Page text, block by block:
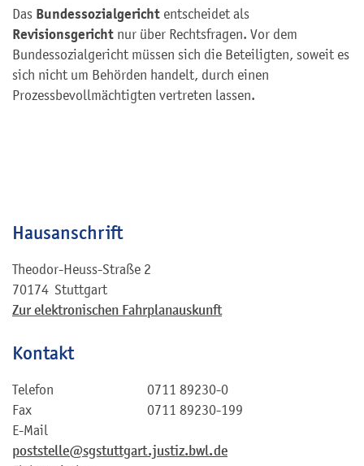
Das Bundessozialgericht entscheidet als
Revisionsgericht nur über Rechtsfragen. Vor dem
Bundessozialgericht müssen sich die Beteiligten, soweit es
sich nicht um Behörden handelt, durch einen
Prozessbevollmächtigten vertreten lassen.
Hausanschrift
Theodor-Heuss-Straße 2
70174 Stuttgart
Zur elektronischen Fahrplanauskunft
Kontakt
Telefon
0711 89230-0
Fax
0711 89230-199
E-Mail
poststelle@sgstuttgart.justiz.bwl.de